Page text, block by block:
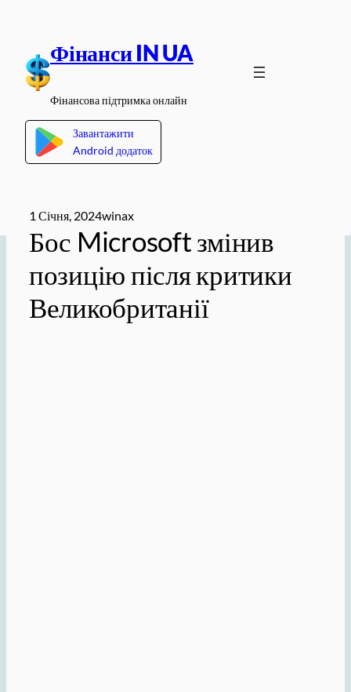
вмісту
Фінанси IN UA
Фінансова підтримка онлайн
Завантажити
Android додаток
1 Січня, 2024winax
Бос Microsoft змінив
позицію після критики
Великобританії